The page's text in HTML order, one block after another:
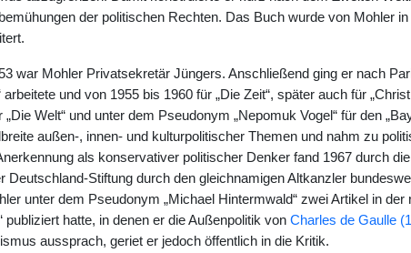
der politischen Rechten. Das Buch wurde von Mohler
war Mohler Privatsekretär Jüngers. Anschließend ging er nach
arbeitete und von 1955 bis 1960 für „Die Zeit“, später auch für
Welt“ und unter dem Pseudonym „Nepomuk Vogel“ für den
außen-, innen- und kulturpolitischer Themen und nahm zu
als konservativer politischer Denker fand 1967 durch
Deutschland-Stiftung durch den gleichnamigen Altkanzler
unter dem Pseudonym „Michael Hintermwald“ zwei Artikel in der
publiziert hatte, in denen er die Außenpolitik von Charles de Gaulle
aussprach, geriet er jedoch öffentlich in die Kritik.